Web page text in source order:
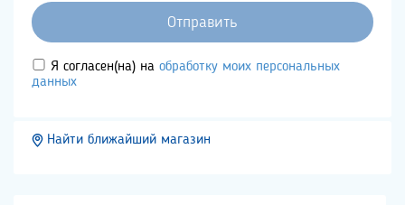
Я согласен(на) на обработку моих персональных
данных
Найти ближайший магазин